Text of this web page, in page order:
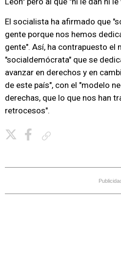
El socialista ha afirmado que
gente porque nos hemos
gente". Así, ha contrapuesto el
"socialdemócrata" que se
avanzar en derechos y en
de este país", con el "modelo
derechas, que lo que nos han
retrocesos".